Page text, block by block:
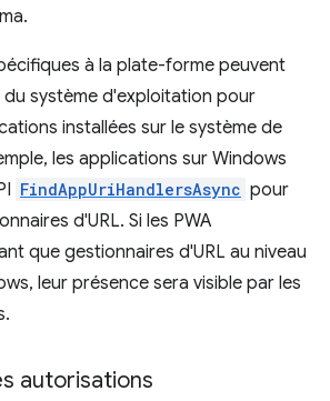
à la plate-forme peuvent
du système d'exploitation pour
installées sur le système de
les applications sur Windows
FindAppUriHandlersAsync pour
d'URL. Si les PWA
que gestionnaires d'URL au niveau
leur présence sera visible par les
autorisations